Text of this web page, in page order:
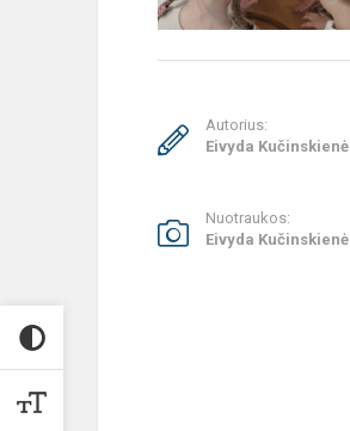
Autorius:
Eivyda Kučinskienė
Nuotraukos:
Eivyda Kučinskienė